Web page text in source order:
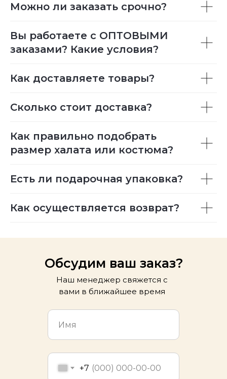
Можно ли заказать срочно?
Вы работаете с ОПТОВЫМИ
заказами? Какие условия?
Как доставляете товары?
Сколько стоит доставка?
Как правильно подобрать
размер халата или костюма?
Есть ли подарочная упаковка?
Как осуществляется возврат?
+7
Наш менеджер свяжется с
вами в ближайшее время
Обсудим ваш заказ?